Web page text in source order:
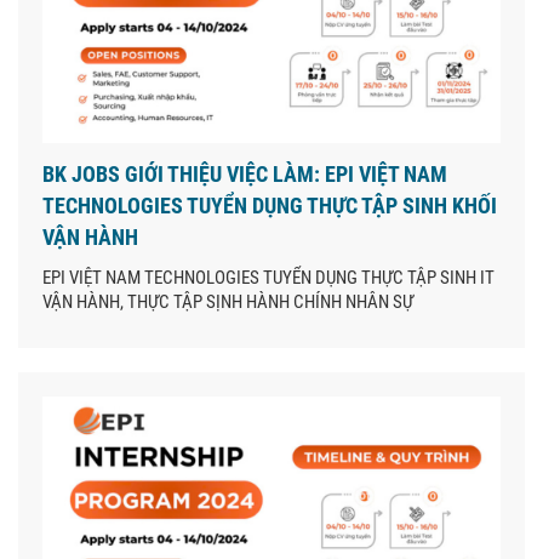
BK JOBS GIỚI THIỆU VIỆC LÀM: EPI VIỆT NAM
TECHNOLOGIES TUYỂN DỤNG THỰC TẬP SINH KHỐI
VẬN HÀNH
EPI VIỆT NAM TECHNOLOGIES TUYỂN DỤNG THỰC TẬP SINH IT
VẬN HÀNH, THỰC TẬP SỊNH HÀNH CHÍNH NHÂN SỰ